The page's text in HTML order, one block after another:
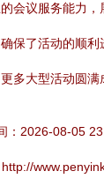
议服务能力
了活动的顺
多大型活动圆满
：2026-08-05